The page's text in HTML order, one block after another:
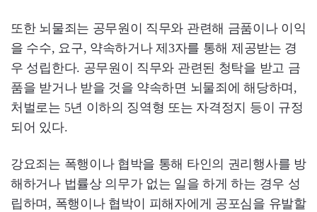
또한 뇌물죄는 공무원이 직무와 관련해 금품이나 이익
을 수수, 요구, 약속하거나 제3자를 통해 제공받는 경
우 성립한다. 공무원이 직무와 관련된 청탁을 받고 금
품을 받거나 받을 것을 약속하면 뇌물죄에 해당하며,
처벌로는 5년 이하의 징역형 또는 자격정지 등이 규정
되어 있다.
강요죄는 폭행이나 협박을 통해 타인의 권리행사를 방
해하거나 법률상 의무가 없는 일을 하게 하는 경우 성
립하며, 폭행이나 협박이 피해자에게 공포심을 유발할